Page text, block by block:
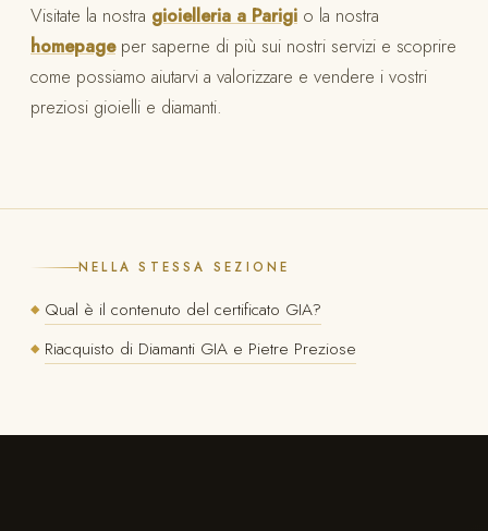
Visitate la nostra gioielleria a Parigi o la nostra
homepageper saperne di più sui nostri servizi e scoprire
come possiamo aiutarvi a valorizzare e vendere i vostri
preziosi gioielli e diamanti.
NELLA STESSA SEZIONE
◆ Qual è il contenuto del certificato GIA?
◆ Riacquisto di Diamanti GIA e Pietre Preziose